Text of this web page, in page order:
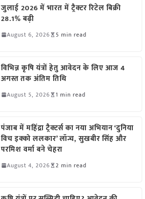
जुलाई 2026 में भारत में ट्रैक्टर रिटेल बिक्री
28.1% बढ़ी
August 6, 2026 5 min read
विभिन्न कृषि यंत्रों हेतु आवेदन के लिए आज 4
अगस्त तक अंतिम तिथि
August 5, 2026 1 min read
पंजाब में महिंद्रा ट्रैक्टर्स का नया अभियान ‘दुनिया
विच इक्को ललकार’ लॉन्च, सुखबीर सिंह और
परमिश वर्मा बने चेहरा
August 4, 2026 2 min read